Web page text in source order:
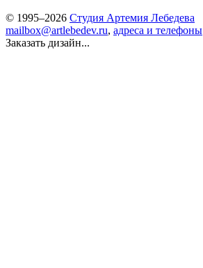
© 1995–2026 Студия Артемия Лебедева
mailbox@artlebedev.ru, адреса и телефоны
Заказать дизайн...